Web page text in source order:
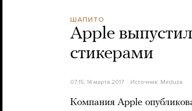
ШАПИТО
Apple
стикерами
07:15, 14 марта 2017 Источник: Meduza
Компания Apple